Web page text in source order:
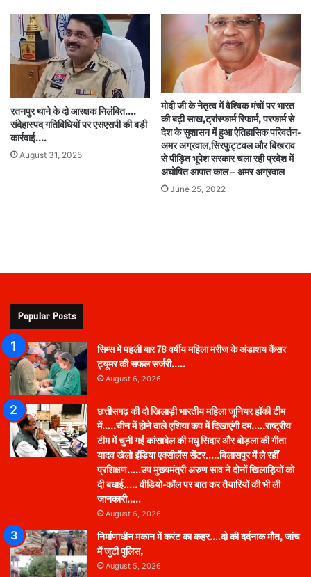
रतनपुर थाने के दो आरक्षक निलंबित….
संदेहास्पद गतिविधियों पर एसएसपी की बड़ी
कार्रवाई….
August 31, 2025
मोदी जी के नेतृत्व में वैश्विक मंचों पर भारत
की बढ़ी साख,ट्रांस्फार्म रिफार्म, परफार्म से
देश के सुशासन में हुआ ऐतिहासिक परिवर्तन-
अमर अग्रवाल,सिरफुट्टवल और बिखराव
से पीड़ित भूपेश सरकार चला रही प्रदेश में
अघोषित आपात काल – अमर अग्रवाल
June 25, 2022
Popular Posts
सिम्स में पहली बार 78 वर्षीय महिला मरीज के अंडाशय कैंसर
ट्यूमर की सफल सर्जरी…..
August 6, 2026
छत्तीसगढ़ की दो खिलाड़ी भारतीय महिला जूनियर हॉकी टीम
में…..चीन में होने वाले एशिया कप में दिखाएंगी दम…..राष्ट्रीय
टीम में चुनी गईं कांसाबेल की मधु सिदार और बोड़ला की गीता
यादव खेलो इंडिया एक्सीलेंस सेंटर…..बिलासपुर में ले रहीं
प्रशिक्षण…..उप मुख्यमंत्री अरुण साव ने दोनों खिलाड़ियों को
दी बधाई….. वीडियो-कॉल पर बात कर तैयारियों की भी ली
जानकारी…..
August 6, 2026
निर्माणाधीन मकान में करंट का कहर….दो की दर्दनाक मौत, जांच
में जुटी पुलिस,
August 5, 2026